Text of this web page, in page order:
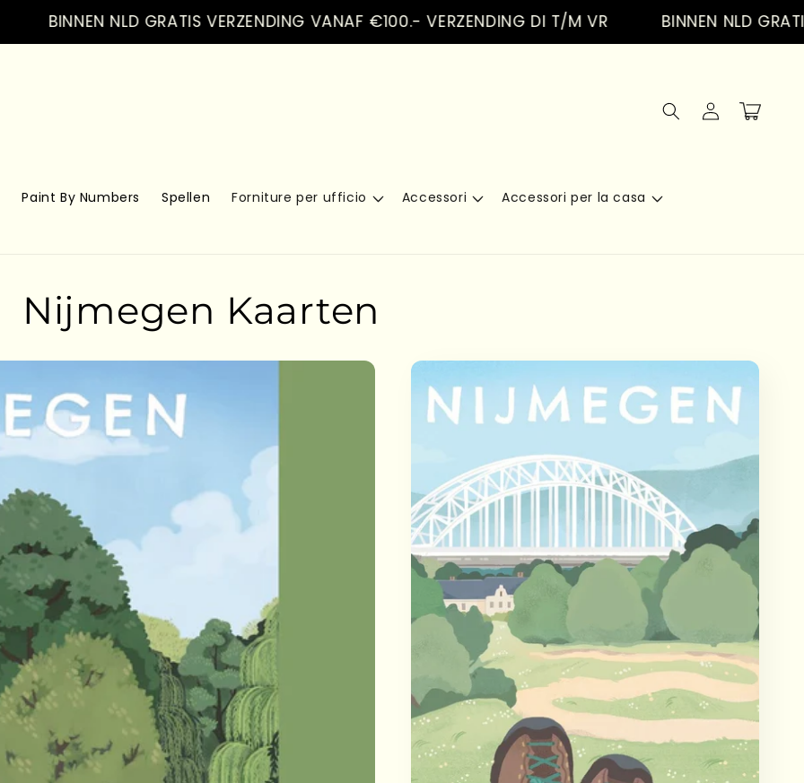
NLD GRATIS VERZENDING VANAF €100.- VERZENDING DI T/M VR BINNEN NLD GRATIS
Paint By Numbers Spellen Forniture per ufficio Accessori Accessori per la casa
Accedi Carrello
Nijmegen Kaarten